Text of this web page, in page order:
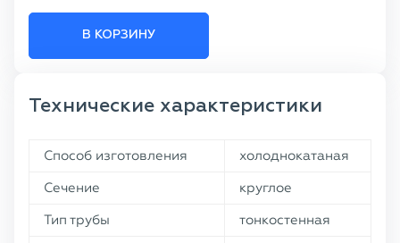
В КОРЗИНУ
Технические характеристики
Способ изготовления
холоднокатаная
Сечение
круглое
Тип трубы
тонкостенная